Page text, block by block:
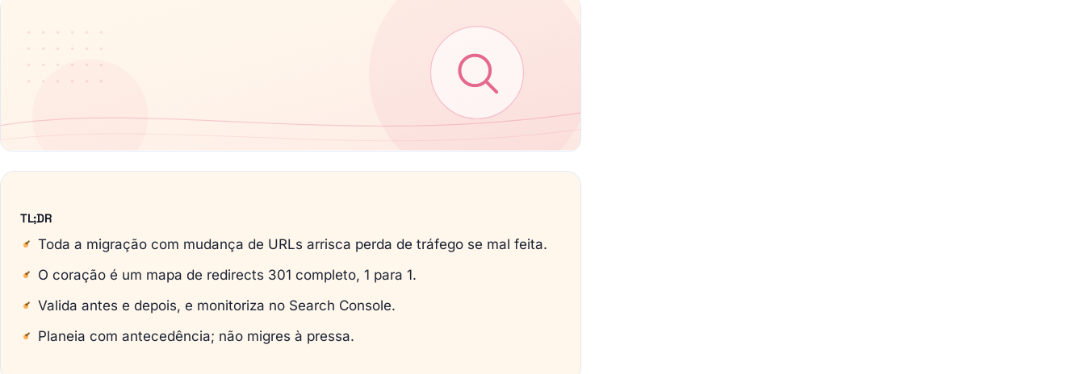
TL;DR
Toda a migração com mudança de URLs arrisca perda de tráfego se mal feita.
O coração é um mapa de redirects 301 completo, 1 para 1.
Valida antes e depois, e monitoriza no Search Console.
Planeia com antecedência; não migres à pressa.